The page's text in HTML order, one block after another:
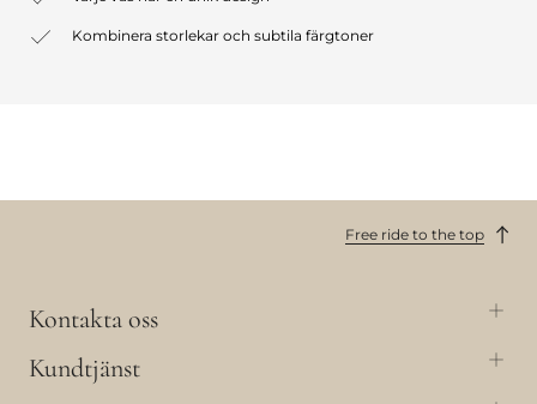
Kombinera storlekar och subtila färgtoner
Free ride to the top
Kontakta oss
Kundtjänst